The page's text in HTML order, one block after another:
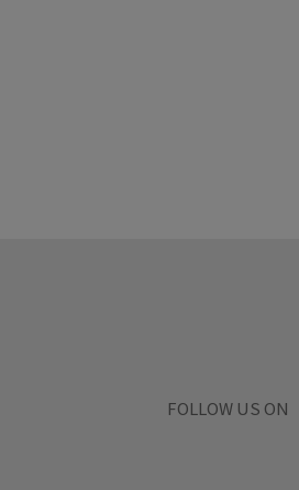
FOLLOW US ON